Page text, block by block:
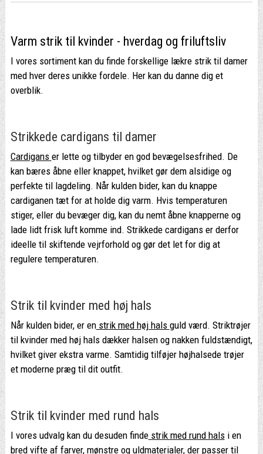
Varm strik til kvinder - hverdag og friluftsliv
I vores sortiment kan du finde forskellige lækre strik til damer
med hver deres unikke fordele. Her kan du danne dig et
overblik.
Strikkede cardigans til damer
Cardigans er lette og tilbyder en god bevægelsesfrihed. De
kan bæres åbne eller knappet, hvilket gør dem alsidige og
perfekte til lagdeling. Når kulden bider, kan du knappe
cardiganen tæt for at holde dig varm. Hvis temperaturen
stiger, eller du bevæger dig, kan du nemt åbne knapperne og
lade lidt frisk luft komme ind. Strikkede cardigans er derfor
ideelle til skiftende vejrforhold og gør det let for dig at
regulere temperaturen.
Strik til kvinder med høj hals
Når kulden bider, er enstrik med høj hals guld værd. Striktrøjer
til kvinder med høj hals dækker halsen og nakken fuldstændigt,
hvilket giver ekstra varme. Samtidig tilføjer højhalsede trøjer
et moderne præg til dit outfit.
Strik til kvinder med rund hals
I vores udvalg kan du desuden findestrik med rund halsi en
bred vifte af farver, mønstre og uldmaterialer, der passer til